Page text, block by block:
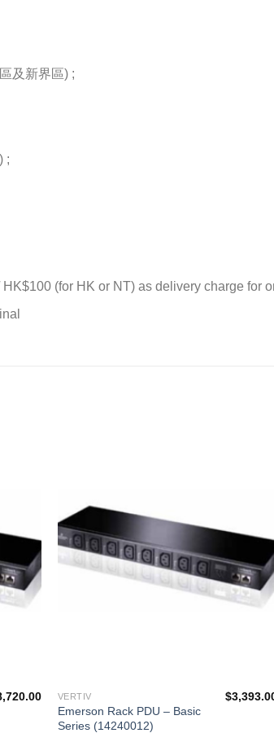
及新界區) ;
;
(for HK or NT) as delivery charge for
VERTIV
Emerson Rack PDU – Basic
Series (14240012)
$